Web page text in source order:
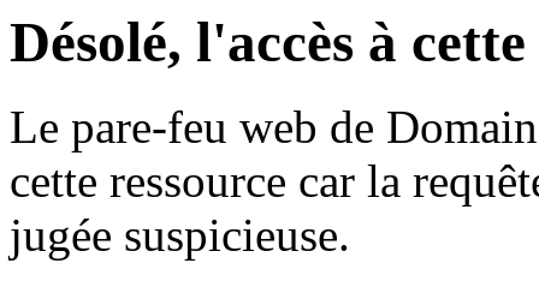
Désolé, l'accès à
Le pare-feu web de
cette ressource car la
jugée suspicieuse.